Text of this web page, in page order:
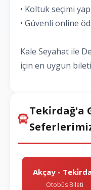
• Koltuk seçimi
• Güvenli online
Kale Seyahat ile
için en uygun
Teki̇rdağ'a
Akçay -
Otobüs Bileti